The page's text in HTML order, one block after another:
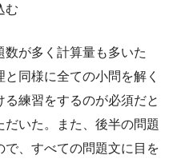
む
が多く計算量も多いた
同様に全ての小問を解く
練習をするのが必須だと
いた。また、後半の問題
、すべての問題文に目を